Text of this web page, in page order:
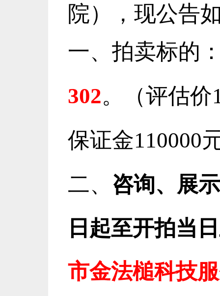
院），现公告
一、拍卖标的
302。（评估价
保证金110000
二、 咨询、展
日起至开拍当
市金法槌科技